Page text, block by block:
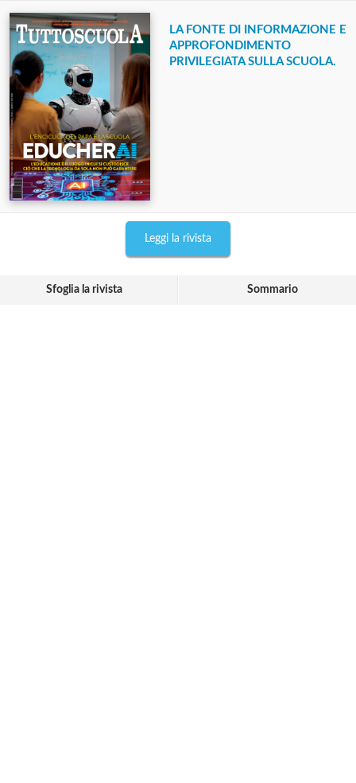
LA FONTE DI INFORMAZIONE E
APPROFONDIMENTO
PRIVILEGIATA SULLA SCUOLA.
Leggi la rivista
Sfoglia la rivista Sommario